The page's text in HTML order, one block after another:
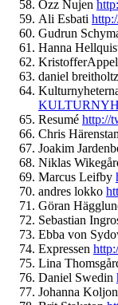
Özz Nujen
Ali Esbati
Gudrun
Hanna
daniel breitholtz
Resumé http://
Chris
Joakim
Niklas
Marcus Leifby
andres lokko
Göran
Sebastian
Ebba von
Expressen
Lina
Daniel Swedin
Johanna